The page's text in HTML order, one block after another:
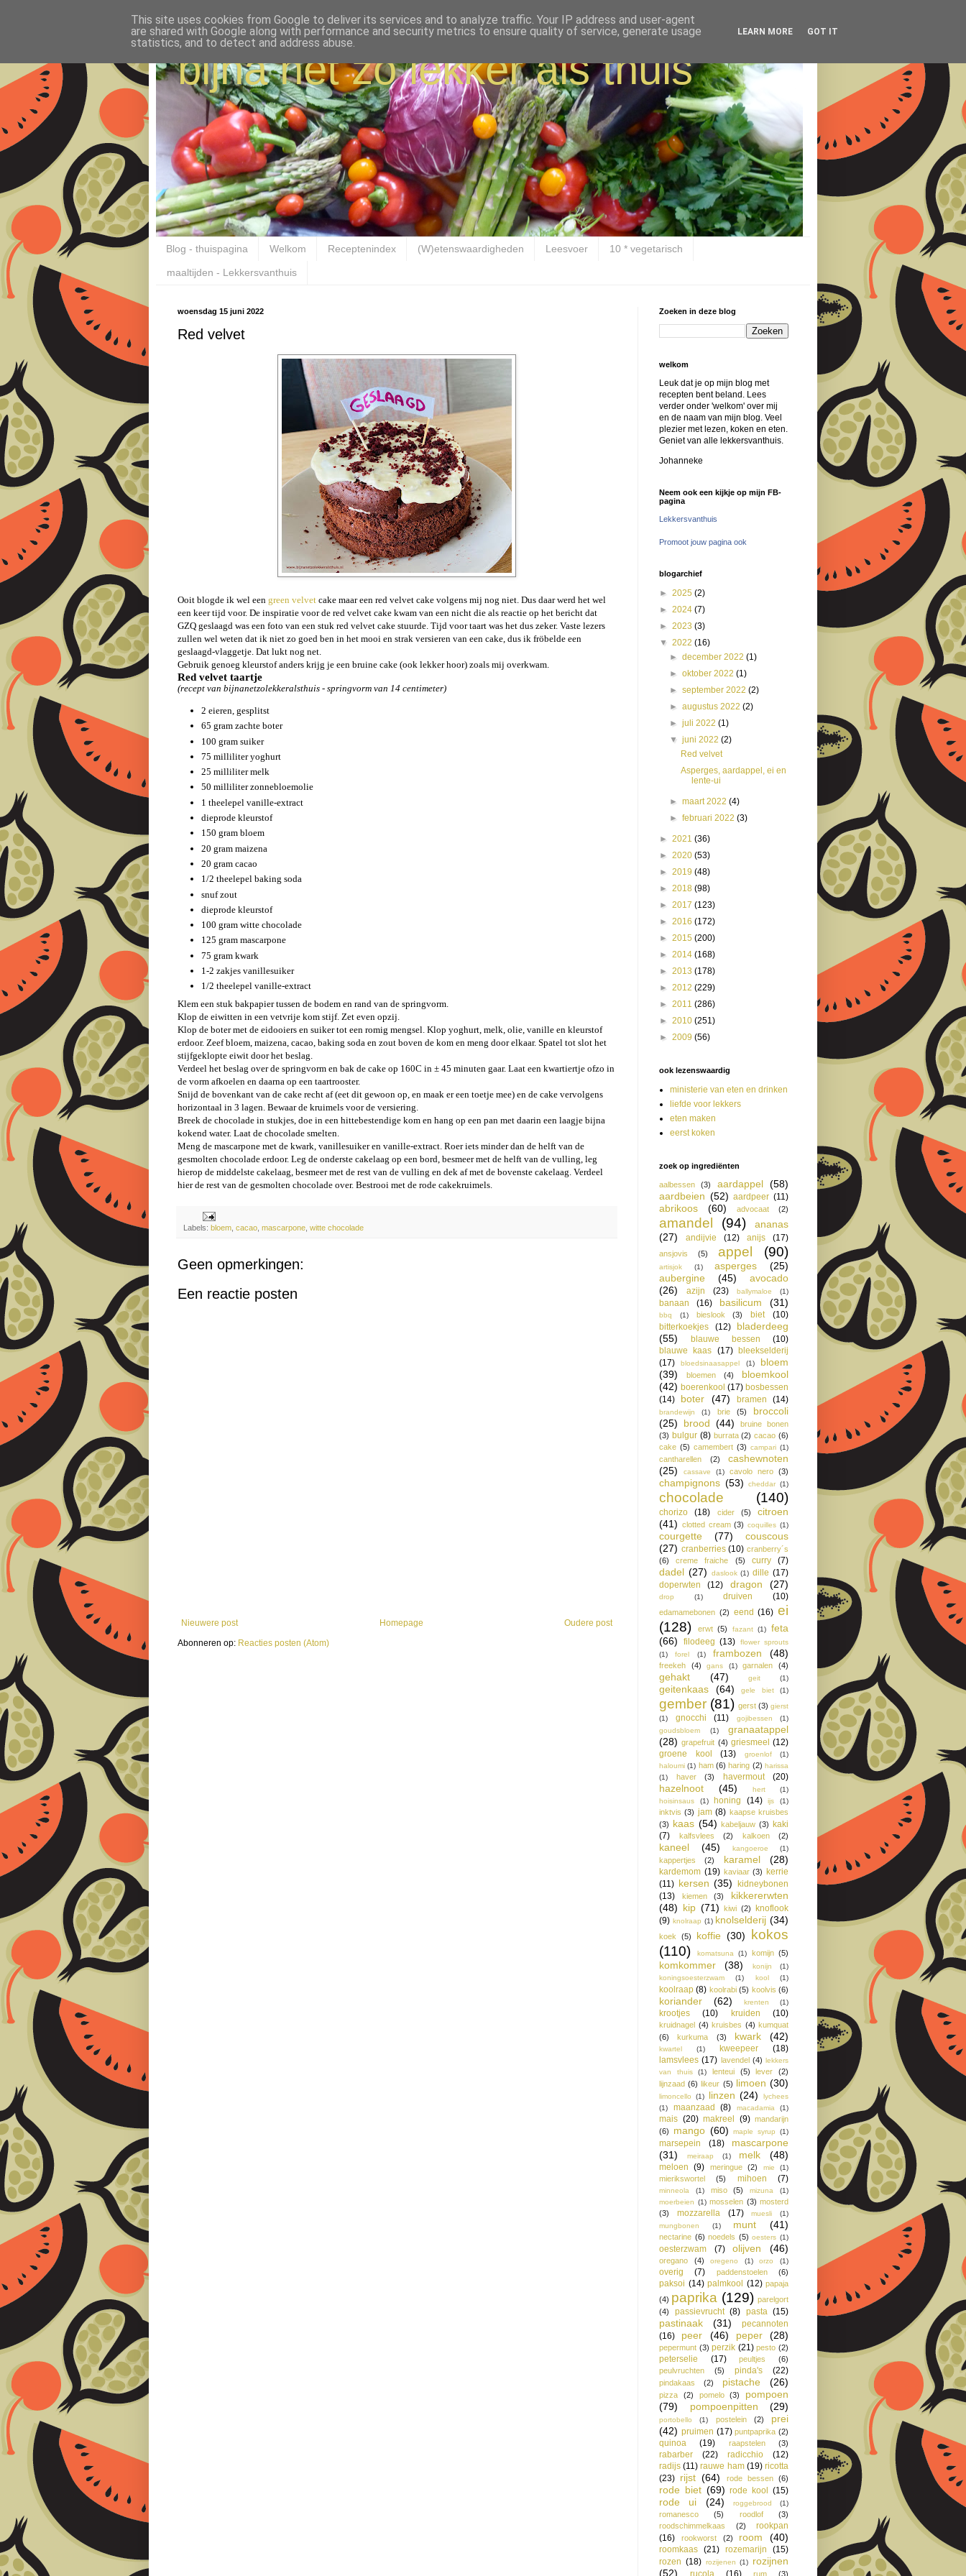
bijna net zo lekker als thuis
Blog - thuispagina Welkom Receptenindex (W)etenswaardigheden Leesvoer 10 * vegetarisch
maaltijden - Lekkersvanthuis
woensdag 15 juni 2022
Red velvet
Ooit blogde ik wel een green velvet cake maar een red velvet cake volgens mij nog niet. Dus daar werd het wel
een keer tijd voor. De inspiratie voor de red velvet cake kwam van een nicht die als reactie op het bericht dat
GZQ geslaagd was een foto van een stuk red velvet cake stuurde. Tijd voor taart was het dus zeker. Vaste lezers
zullen wel weten dat ik niet zo goed ben in het mooi en strak versieren van een cake, dus ik fröbelde een
geslaagd-vlaggetje. Dat lukt nog net.
Gebruik genoeg kleurstof anders krijg je een bruine cake (ook lekker hoor) zoals mij overkwam.
Red velvet taartje
(recept van bijnanetzolekkeralsthuis - springvorm van 14 centimeter)
2 eieren, gesplitst
65 gram zachte boter
100 gram suiker
75 milliliter yoghurt
25 milliliter melk
50 milliliter zonnebloemolie
1 theelepel vanille-extract
dieprode kleurstof
150 gram bloem
20 gram maizena
20 gram cacao
1/2 theelepel baking soda
snuf zout
dieprode kleurstof
100 gram witte chocolade
125 gram mascarpone
75 gram kwark
1-2 zakjes vanillesuiker
1/2 theelepel vanille-extract
Klem een stuk bakpapier tussen de bodem en rand van de springvorm.
Klop de eiwitten in een vetvrije kom stijf. Zet even opzij.
Klop de boter met de eidooiers en suiker tot een romig mengsel. Klop yoghurt, melk, olie, vanille en kleurstof
erdoor. Zeef bloem, maizena, cacao, baking soda en zout boven de kom en meng door elkaar. Spatel tot slot het
stijfgeklopte eiwit door het beslag.
Verdeel het beslag over de springvorm en bak de cake op 160C in ± 45 minuten gaar. Laat een kwartiertje ofzo in
de vorm afkoelen en daarna op een taartrooster.
Snijd de bovenkant van de cake recht af (eet dit gewoon op, en maak er een toetje mee) en de cake vervolgens
horizontaal in 3 lagen. Bewaar de kruimels voor de versiering.
Breek de chocolade in stukjes, doe in een hittebestendige kom en hang op een pan met daarin een laagje bijna
kokend water. Laat de chocolade smelten.
Meng de mascarpone met de kwark, vanillesuiker en vanille-extract. Roer iets minder dan de helft van de
gesmolten chocolade erdoor. Leg de onderste cakelaag op een bord, besmeer met de helft van de vulling, leg
hierop de middelste cakelaag, besmeer met de rest van de vulling en dek af met de bovenste cakelaag. Verdeel
hier de rest van de gesmolten chocolade over. Bestrooi met de rode cakekruimels.
Labels: bloem cacao mascarpone witte chocolade
Geen opmerkingen:
Een reactie posten
Nieuwere post Oudere post
Homepage
Abonneren op: Reacties posten (Atom)
Zoeken in deze blog
welkom
Leuk dat je op mijn blog met
recepten bent beland. Lees
verder onder 'welkom' over mij
en de naam van mijn blog. Veel
plezier met lezen, koken en eten.
Geniet van alle lekkersvanthuis.
Johanneke
Neem ook een kijkje op mijn FB-
pagina
Lekkersvanthuis
Promoot jouw pagina ook
blogarchief
► 2025 (2)
► 2024 (7)
► 2023 (3)
▼ 2022 (16)
►december 2022(1)
►oktober 2022(1)
►september 2022(2)
►augustus 2022(2)
►juli 2022(1)
▼juni 2022(2)
Red velvet
Asperges, aardappel, ei en
lente-ui
►maart 2022(4)
►februari 2022(3)
► 2021 (36)
► 2020 (53)
► 2019 (48)
► 2018 (98)
► 2017 (123)
► 2016 (172)
► 2015 (200)
► 2014 (168)
► 2013 (178)
► 2012 (229)
► 2011 (286)
► 2010 (251)
► 2009 (56)
ook lezenswaardig
ministerie van eten en drinken
liefde voor lekkers
eten maken
eerst koken
zoek op ingrediënten
aalbessen (3) aardappel (58)
aardbeien (52) aardpeer (11)
abrikoos (60) advocaat (2)
amandel (94)
ananas
(27)
andijvie (12) anijs (17)
ansjovis (5) appel (90)
artisjok (1) asperges
(25)
aubergine
(45)
avocado
(26)
azijn (23) ballymaloe (1)
banaan (16) basilicum (31)
bbq (1) bieslook (3) biet
(10)
bitterkoekjes
(12)
bladerdeeg
(55)
blauwe bessen
(10)
blauwe kaas (17) bleekselderij
(17)
bloedsinaasappel (1)
bloem
(39)
bloemen (4)
bloemkool
(42) boerenkool (17) bosbessen
(14)
boter (47) bramen (14)
brandewijn (1) brie (5)
broccoli
(25)
brood (44)
bruine bonen
(3) bulgur (8) burrata (2) cacao (6)
cake (5) camembert (3) campari (1)
cantharellen (2)
cashewnoten
(25)
cassave (1) cavolo nero (3)
champignons (53) cheddar (1)
chocolade (140)
chorizo (18) cider (5)
citroen
(41) clotted cream (3) coquilles (1)
courgette (77)
couscous
(27) cranberries (10) cranberry´s
(6)
creme fraiche (5) curry (7)
dadel (27) daslook (1) dille (17)
doperwten
(12) dragon (27)
drop (1) druiven (10)
edamamebonen (2) eend (16) ei
(128)
erwt (5) fazant (1)
feta
(66)
filodeeg (13)
flower sprouts
(1)
forel (1) frambozen (48)
freekeh (4) gans (1) garnalen (4)
gehakt (47) geit (1)
geitenkaas (64) gele biet (1)
gember (81) gerst (3) gierst
(1)
gnocchi (11) gojibessen
(1)
goudsbloem
(1)
granaatappel
(28) grapefruit (4) griesmeel (12)
groene kool
(13) groenlof
(1)
haloumi (1) ham (6) haring (2) harissa
(1)
haver (3) havermout (20)
hazelnoot (45) hert
(1)
hoisinsaus
(1) honing (14) ijs (1)
inktvis (3) jam (8) kaapse kruisbes
(3) kaas (54) kabeljauw (3) kaki
(7)
kalfsvlees (2) kalkoen (2)
kaneel (45) kangoeroe (1)
kappertjes (2) karamel (28)
kardemom (19) kaviaar (3) kerrie
(11) kersen (35) kidneybonen
(13)
kiemen (3)
kikkererwten
(48) kip (71) kiwi (2) knoflook
(9) knolraap (1) knolselderij (34)
koek (5) koffie (30)
kokos
(110)
komatsuna (1) komijn (5)
komkommer (38) konijn
(1)
koningsoesterzwam
(1) kool (1)
koolraap (8) koolrabi (5) koolvis (6)
koriander (62) krenten (1)
krootjes (10) kruiden (10)
kruidnagel (4) kruisbes (4) kumquat
(6)
kurkuma (3) kwark (42)
kwartel (1) kweepeer
(18)
lamsvlees (17) lavendel (4) lekkers
van thuis
(1) lenteui (5) lever
(2)
lijnzaad (6) likeur (5) limoen (30)
limoncello (1) linzen (24)
lychees
(1)
maanzaad (8) macadamia (1)
mais (20) makreel (9) mandarijn
(6)
mango (60) maple syrup (1)
marsepein (18)
mascarpone
(31)
meiraap (1) melk (48)
meloen (9) meringue (2) mie (1)
mierikswortel (5) mihoen (7)
minneola (1) miso (5) mizuna
(1)
moerbeien (1) mosselen (3) mosterd
(3)
mozzarella (17) muesli
(1)
mungbonen
(1) munt (41)
nectarine (6) noedels (5) oesters (1)
oesterzwam (7) olijven (46)
oregano (4) oregeno (1) orzo (1)
overig (7) paddenstoelen (6)
paksoi (14) palmkool (12) papaja
(4) paprika (129) parelgort
(4)
passievrucht (8) pasta (15)
pastinaak (31)
pecannoten
(16)
peer (46) peper (28)
pepermunt (3) perzik (21) pesto (2)
peterselie (17) peultjes
(6)
peulvruchten
(5) pinda's (22)
pindakaas (2) pistache (26)
pizza (2) pomelo (3)
pompoen
(79)
pompoenpitten (29)
portobello (1) postelein (2)
prei
(42) pruimen (17) puntpaprika (2)
quinoa (19) raapstelen (3)
rabarber (22) radicchio
(12)
radijs (11) rauwe ham (19) ricotta
(23) rijst (64) rode bessen (6)
rode biet (69) rode kool (15)
rode ui (24) roggebrood (1)
romanesco (5) roodlof
(3)
roodschimmelkaas
(2)
rookpan
(16)
rookworst (2) room (40)
roomkaas (21) rozemarijn
(15)
rozen (18) rozijenen (1)
rozijnen
(52)
rucola (16) rum (3)
This site uses cookies from Google to deliver its services and to analyze traffic. Your IP address and user-agent
are shared with Google along with performance and security metrics to ensure quality of service, generate usage
statistics, and to detect and address abuse.
LEARN MORE GOT IT